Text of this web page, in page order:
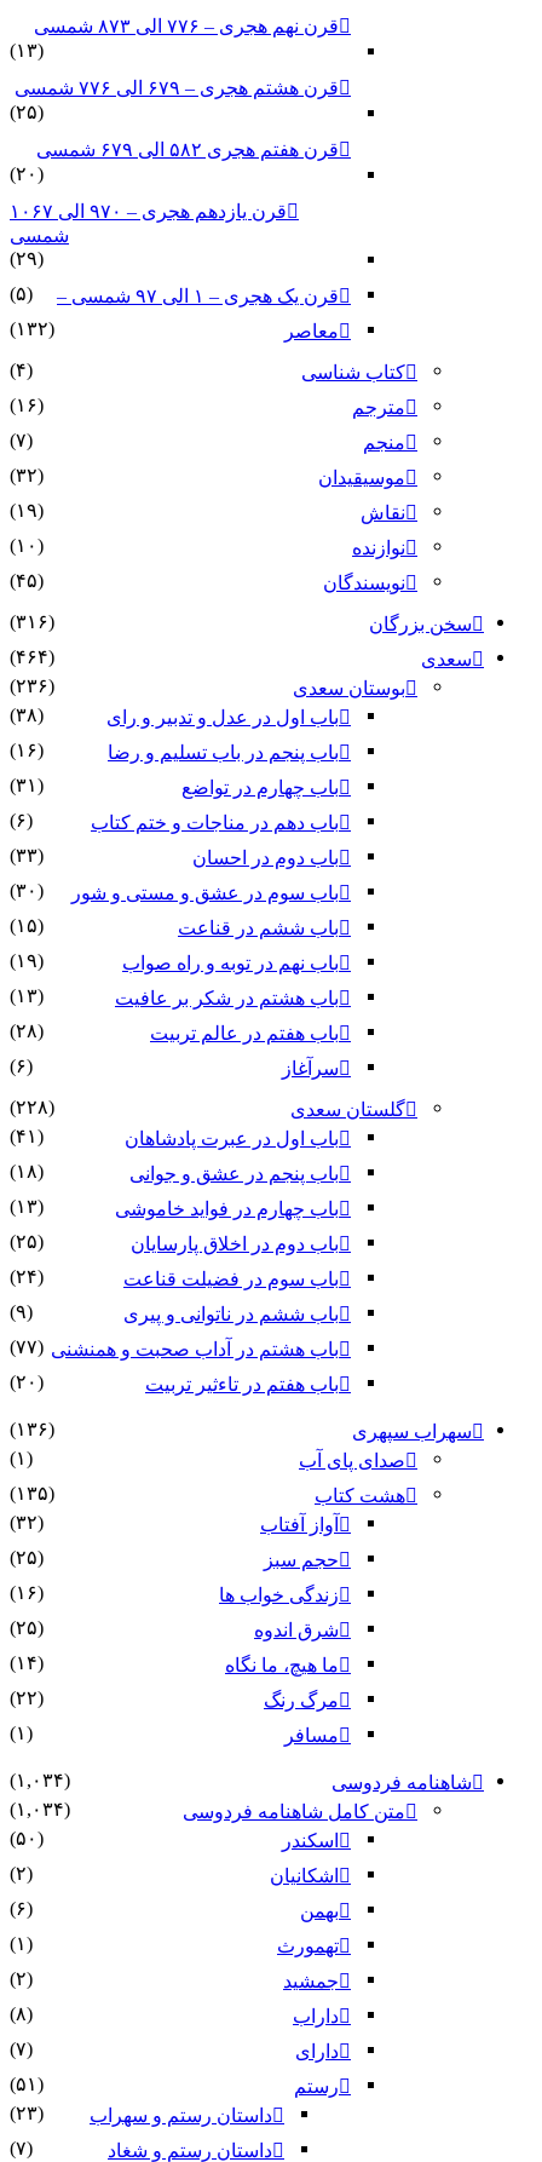
قرن نهم هجری – ۷۷۶ الی ۸۷۳ شمسی
(۱۳)
قرن هشتم هجری – ۶۷۹ الی ۷۷۶ شمسی
(۲۵)
قرن هفتم هجری ۵۸۲ الی ۶۷۹ شمسی
(۲۰)
قرن یازدهم هجری – ۹۷۰ الی ۱۰۶۷
شمسی
(۲۹)
قرن یک هجری – ۱ الی ۹۷ شمسی –
(۵)
معاصر
(۱۳۲)
کتاب شناسی
(۴)
مترجم
(۱۶)
منجم
(۷)
موسیقیدان
(۳۲)
نقاش
(۱۹)
نوازنده
(۱۰)
نویسندگان
(۴۵)
سخن بزرگان
(۳۱۶)
سعدی
(۴۶۴)
بوستان سعدی
(۲۳۶)
باب اول در عدل و تدبیر و رای
(۳۸)
باب پنجم در باب تسلیم و رضا
(۱۶)
باب چهارم در تواضع
(۳۱)
باب دهم در مناجات و ختم کتاب
(۶)
باب دوم در احسان
(۳۳)
باب سوم در عشق و مستی و شور
(۳۰)
باب ششم در قناعت
(۱۵)
باب نهم در توبه و راه صواب
(۱۹)
باب هشتم در شکر بر عافیت
(۱۳)
باب هفتم در عالم تربیت
(۲۸)
سرآغاز
(۶)
گلستان سعدی
(۲۲۸)
باب اول در عبرت پادشاهان
(۴۱)
باب پنجم در عشق و جوانى
(۱۸)
باب چهارم در فواید خاموشى
(۱۳)
باب دوم در اخلاق پارسایان
(۲۵)
باب سوم در فضیلت قناعت
(۲۴)
باب ششم در ناتوانى و پیرى
(۹)
باب هشتم در آداب صحبت و همنشنى (۷۷)
باب هفتم در تاءثیر تربیت
(۲۰)
سهراب سپهری
(۱۳۶)
صدای پای آب
(۱)
هشت کتاب
(۱۳۵)
آواز آفتاب
(۳۲)
حجم سبز
(۲۵)
زندگی خواب ها
(۱۶)
شرق اندوه
(۲۵)
ما هیچ، ما نگاه
(۱۴)
مرگ رنگ
(۲۲)
مسافر
(۱)
شاهنامه فردوسی
(۱,۰۳۴)
متن کامل شاهنامه فردوسی
(۱,۰۳۴)
اسکندر
(۵۰)
اشکانیان
(۲)
بهمن
(۶)
تهمورث
(۱)
جمشید
(۲)
داراب
(۸)
دارای
(۷)
رستم
(۵۱)
داستان رستم و سهراب
(۲۳)
داستان رستم و شغاد
(۷)